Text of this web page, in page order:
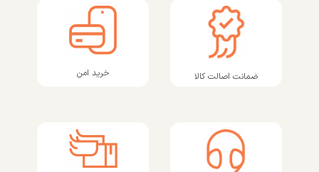
ضمانت اصالت کالا خرید امن